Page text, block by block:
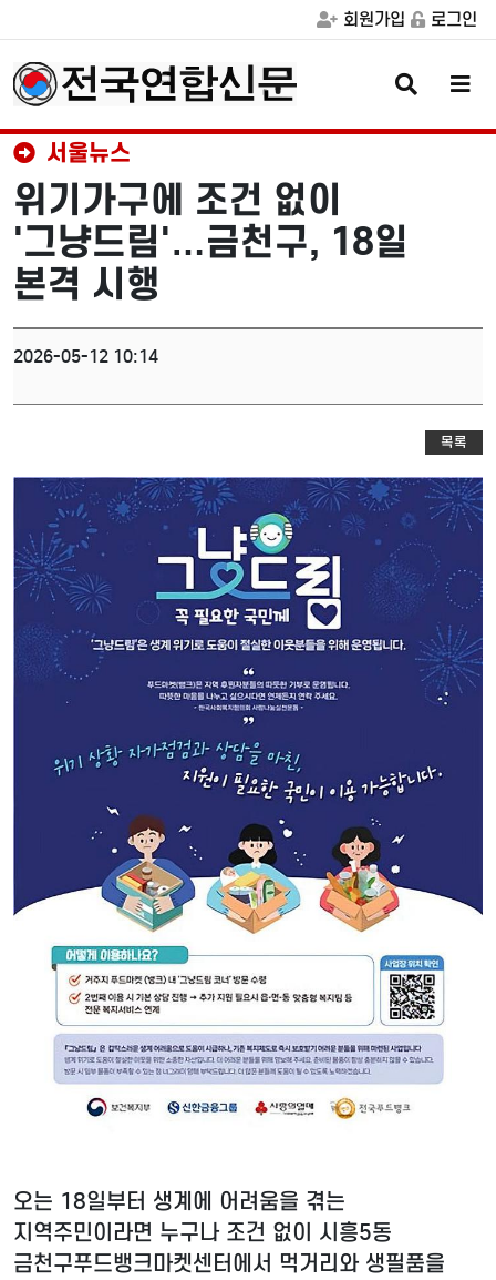
회원가입 로그인
검
색
버
메
버
서울뉴스
위기가구에 조건 없이
'그냥드림'…금천구, 18일
본격 시행
2026-05-12 10:14
목록
오는 18일부터 생계에 어려움을 겪는
지역주민이라면 누구나 조건 없이 시흥5동
금천구푸드뱅크마켓센터에서 먹거리와 생필품을